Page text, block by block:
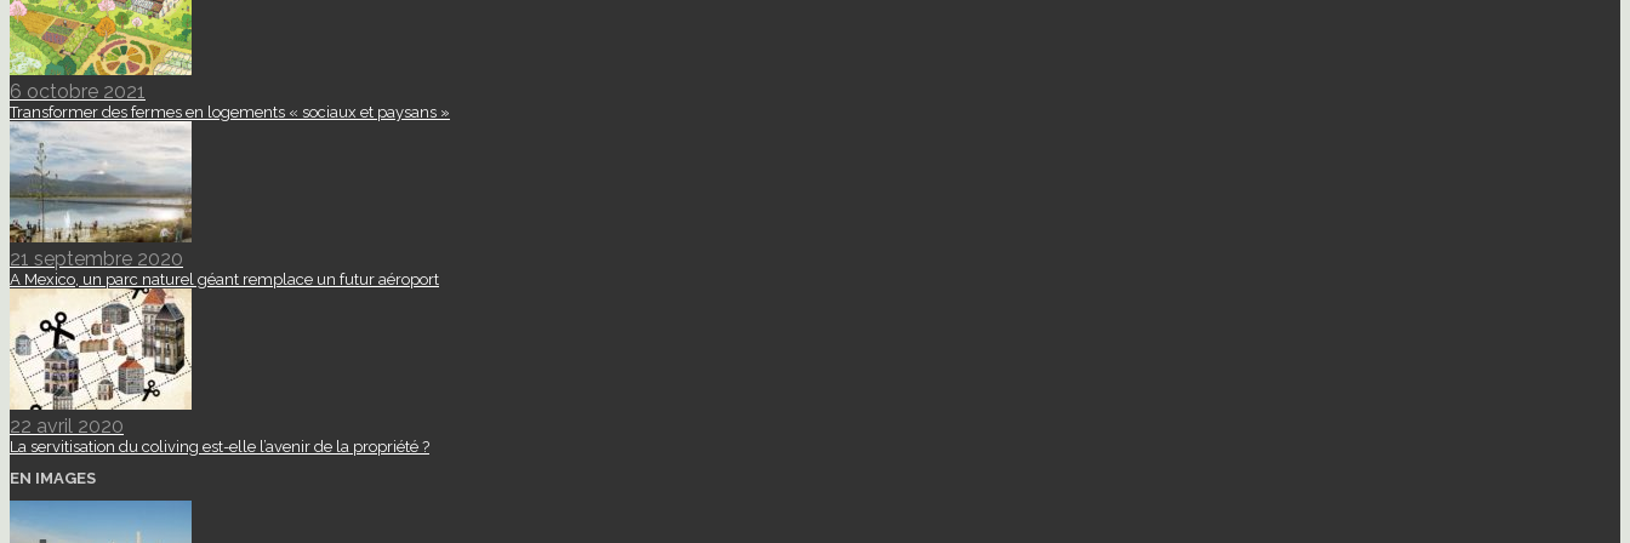
6 octobre 2021
Transformer des fermes en logements « sociaux et paysans »
21 septembre 2020
A Mexico, un parc naturel géant remplace un futur aéroport
22 avril 2020
La servitisation du coliving est-elle l’avenir de la propriété ?
EN IMAGES